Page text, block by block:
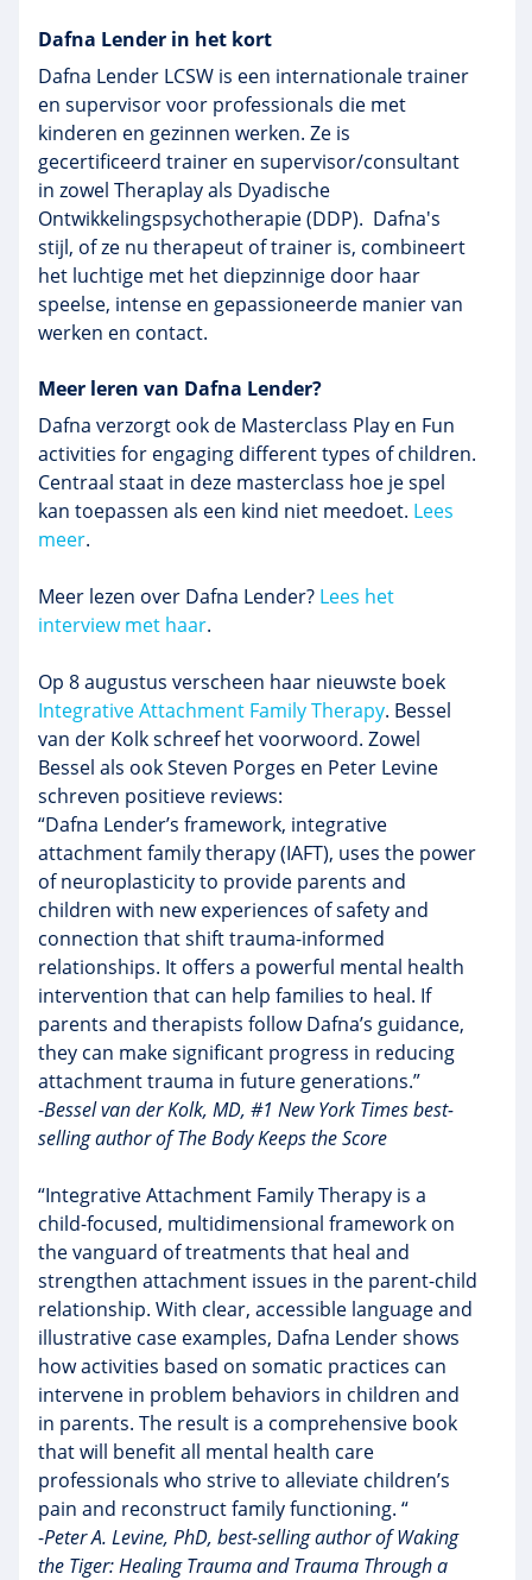
Dafna Lender in het kort
Dafna Lender LCSW is een internationale trainer
en supervisor voor professionals die met
kinderen en gezinnen werken. Ze is
gecertificeerd trainer en supervisor/consultant
in zowel Theraplay als Dyadische
Ontwikkelingspsychotherapie (DDP). Dafna's
stijl, of ze nu therapeut of trainer is, combineert
het luchtige met het diepzinnige door haar
speelse, intense en gepassioneerde manier van
werken en contact.
Meer leren van Dafna Lender?
Dafna verzorgt ook de Masterclass Play en Fun
activities for engaging different types of children.
Centraal staat in deze masterclass hoe je spel
kan toepassen als een kind niet meedoet. Lees
meer.
Meer lezen over Dafna Lender? Lees het
interview met haar.
Op 8 augustus verscheen haar nieuwste boek
Integrative Attachment Family Therapy. Bessel
van der Kolk schreef het voorwoord. Zowel
Bessel als ook Steven Porges en Peter Levine
schreven positieve reviews:
“Dafna Lender’s framework, integrative
attachment family therapy (IAFT), uses the power
of neuroplasticity to provide parents and
children with new experiences of safety and
connection that shift trauma-informed
relationships. It offers a powerful mental health
intervention that can help families to heal. If
parents and therapists follow Dafna’s guidance,
they can make significant progress in reducing
attachment trauma in future generations.”
-Bessel van der Kolk, MD, #1 New York Times best-
selling author of The Body Keeps the Score
“Integrative Attachment Family Therapy is a
child-focused, multidimensional framework on
the vanguard of treatments that heal and
strengthen attachment issues in the parent-child
relationship. With clear, accessible language and
illustrative case examples, Dafna Lender shows
how activities based on somatic practices can
intervene in problem behaviors in children and
in parents. The result is a comprehensive book
that will benefit all mental health care
professionals who strive to alleviate children’s
pain and reconstruct family functioning. “
-Peter A. Levine, PhD, best-selling author of Waking
the Tiger: Healing Trauma and Trauma Through a